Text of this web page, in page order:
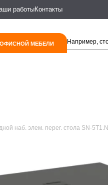
работыКонтакты
ОФИСНОЙ МЕБЕЛИ
наб. элем. перег. стола SN-